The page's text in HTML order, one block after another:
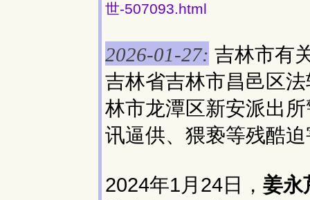
世-507093.html
2026-01-27: 吉林市有
吉林省吉林市昌邑区
林市龙潭区新安派出
讯逼供、猥亵等残酷
2024年1月24日， 姜永